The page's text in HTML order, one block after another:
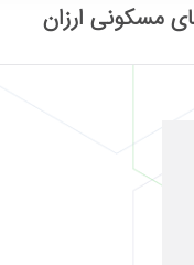
مسکونی ارزان